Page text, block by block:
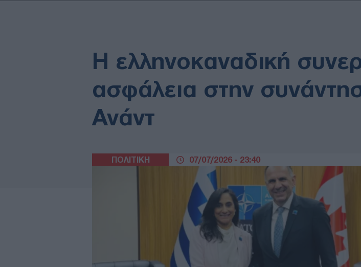
AUTO - MOTO
ΓΑΣΤΡΟΝΟΜΙΑ
Η ελληνοκαναδική
ασφάλεια στην
Ανάντ
ΠΟΛΙΤΙΚΗ 07/07/2026 - 23:40